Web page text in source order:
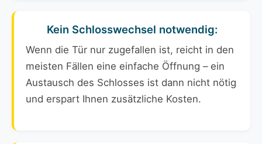
Kein Schlosswechsel notwendig:
Wenn die Tür nur zugefallen ist, reicht in den
meisten Fällen eine einfache Öffnung – ein
Austausch des Schlosses ist dann nicht nötig
und erspart Ihnen zusätzliche Kosten.